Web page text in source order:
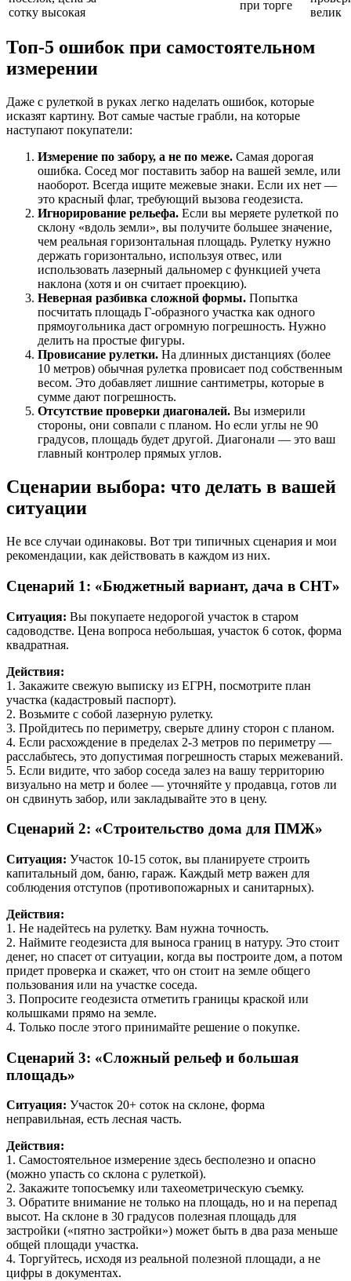
сотку высокая
при торге
велик
Топ-5 ошибок при самостоятельном
измерении
Даже с рулеткой в руках легко наделать ошибок, которые
исказят картину. Вот самые частые грабли, на которые
наступают покупатели:
Измерение по забору, а не по меже. Самая дорогая
ошибка. Сосед мог поставить забор на вашей земле, или
наоборот. Всегда ищите межевые знаки. Если их нет —
это красный флаг, требующий вызова геодезиста.
Игнорирование рельефа. Если вы меряете рулеткой по
склону «вдоль земли», вы получите большее значение,
чем реальная горизонтальная площадь. Рулетку нужно
держать горизонтально, используя отвес, или
использовать лазерный дальномер с функцией учета
наклона (хотя и он считает проекцию).
Неверная разбивка сложной формы. Попытка
посчитать площадь Г-образного участка как одного
прямоугольника даст огромную погрешность. Нужно
делить на простые фигуры.
Провисание рулетки. На длинных дистанциях (более
10 метров) обычная рулетка провисает под собственным
весом. Это добавляет лишние сантиметры, которые в
сумме дают погрешность.
Отсутствие проверки диагоналей. Вы измерили
стороны, они совпали с планом. Но если углы не 90
градусов, площадь будет другой. Диагонали — это ваш
главный контролер прямых углов.
Сценарии выбора: что делать в вашей
ситуации
Не все случаи одинаковы. Вот три типичных сценария и мои
рекомендации, как действовать в каждом из них.
Сценарий 1: «Бюджетный вариант, дача в СНТ»
Ситуация: Вы покупаете недорогой участок в старом
садоводстве. Цена вопроса небольшая, участок 6 соток, форма
квадратная.
Действия:
1. Закажите свежую выписку из ЕГРН, посмотрите план
участка (кадастровый паспорт).
2. Возьмите с собой лазерную рулетку.
3. Пройдитесь по периметру, сверьте длину сторон с планом.
4. Если расхождение в пределах 2-3 метров по периметру —
расслабьтесь, это допустимая погрешность старых межеваний.
5. Если видите, что забор соседа залез на вашу территорию
визуально на метр и более — уточняйте у продавца, готов ли
он сдвинуть забор, или закладывайте это в цену.
Сценарий 2: «Строительство дома для ПМЖ»
Ситуация: Участок 10-15 соток, вы планируете строить
капитальный дом, баню, гараж. Каждый метр важен для
соблюдения отступов (противопожарных и санитарных).
Действия:
1. Не надейтесь на рулетку. Вам нужна точность.
2. Наймите геодезиста для выноса границ в натуру. Это стоит
денег, но спасет от ситуации, когда вы построите дом, а потом
придет проверка и скажет, что он стоит на земле общего
пользования или на участке соседа.
3. Попросите геодезиста отметить границы краской или
колышками прямо на земле.
4. Только после этого принимайте решение о покупке.
Сценарий 3: «Сложный рельеф и большая
площадь»
Ситуация: Участок 20+ соток на склоне, форма
неправильная, есть лесная часть.
Действия:
1. Самостоятельное измерение здесь бесполезно и опасно
(можно упасть со склона с рулеткой).
2. Закажите топосъемку или тахеометрическую съемку.
3. Обратите внимание не только на площадь, но и на перепад
высот. На склоне в 30 градусов полезная площадь для
застройки («пятно застройки») может быть в два раза меньше
общей площади участка.
4. Торгуйтесь, исходя из реальной полезной площади, а не
цифры в документах.